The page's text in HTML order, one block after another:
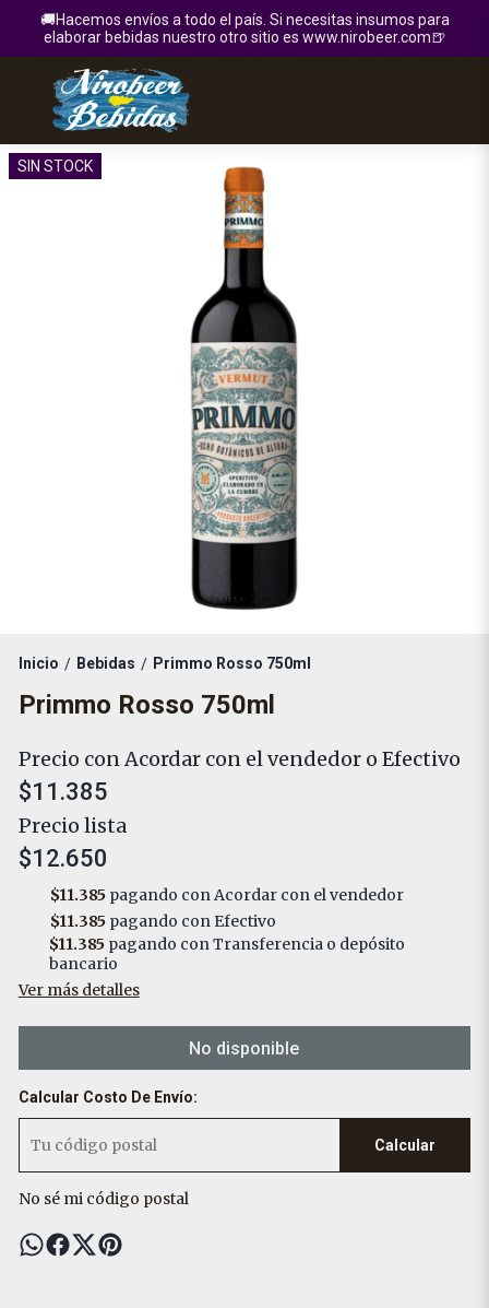
🚚Hacemos envíos a todo el país. Si necesitas insumos para
elaborar bebidas nuestro otro sitio es www.nirobeer.com🍺
SIN STOCK
Inicio / Bebidas / Primmo Rosso 750ml
Primmo Rosso 750ml
Precio con Acordar con el vendedor o Efectivo
$11.385
Precio lista
$12.650
$11.385 pagando con Acordar con el vendedor
$11.385 pagando con Efectivo
$11.385 pagando con Transferencia o depósito
bancario
Ver más detalles
No disponible
Calcular Costo De Envío:
Calcular
No sé mi código postal